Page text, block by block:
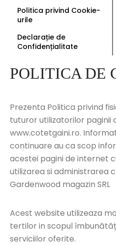
Politica privind Cookie-
urile
Declarație de
Confidențialitate
POLITICA DE
Prezenta Politica privind
tuturor utilizatorilor paginii
www.cotetgaini.ro.
continuare au ca scop
acestei pagini de internet
utilizarea si administrarea
Gardenwood magazin SRL
Acest website utilizeaza
tertilor in scopul
serviciilor oferite.